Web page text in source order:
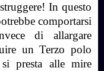
In questo
comportarsi
di allargare
un Terzo polo
presta alle mire